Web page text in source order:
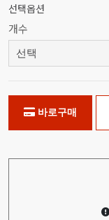
선택옵션
개수
바로구매